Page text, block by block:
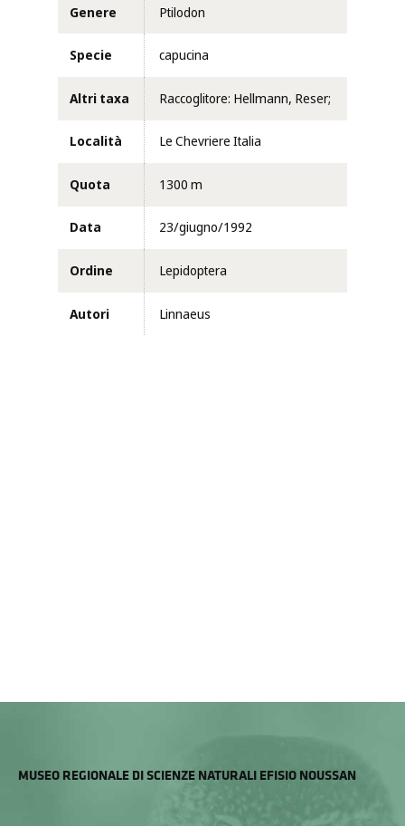
Genere Ptilodon
Specie capucina
Altri taxa Raccoglitore: Hellmann, Reser;
Località Le Chevriere Italia
Quota 1300 m
Data 23/giugno/1992
Ordine Lepidoptera
Autori Linnaeus
MUSEO REGIONALE DI SCIENZE NATURALI EFISIO NOUSSAN